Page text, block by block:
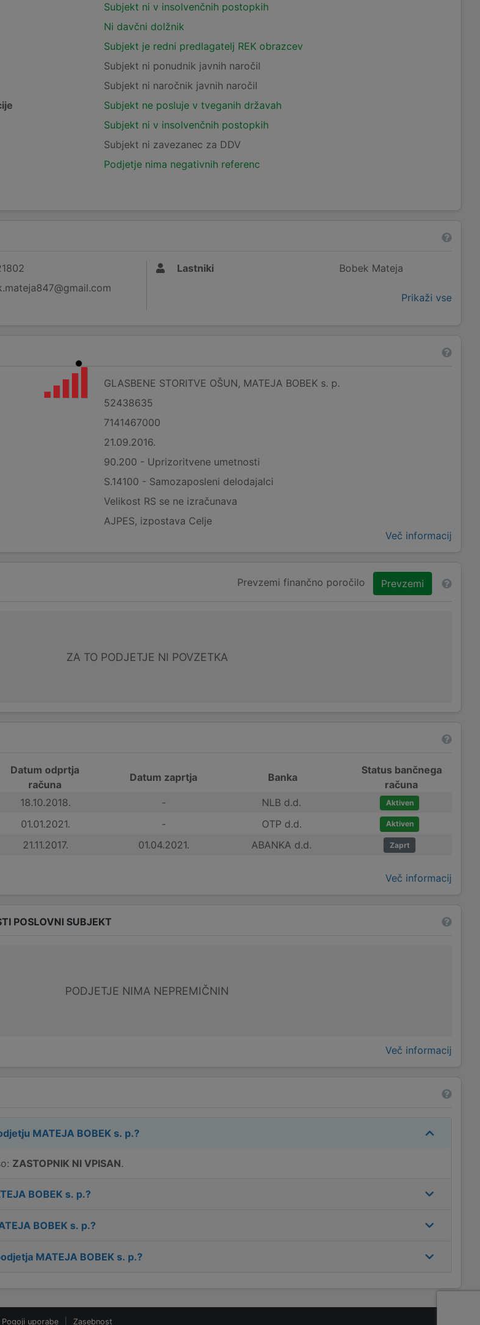
Subjekt ni v insolvenčnih postopkih
Ni davčni dolžnik
Subjekt je redni predlagatelj REK obrazcev
Subjekt ni ponudnik javnih naročil
Subjekt ni naročnik javnih naročil
Subjekt ne posluje v tveganih državah
Subjekt ni v insolvenčnih postopkih
Subjekt ni zavezanec za DDV
Podjetje nima negativnih referenc
Lastniki Bobek Mateja
Prikaži vse
GLASBENE STORITVE OŠUN, MATEJA BOBEK s. p.
52438635
7141467000
21.09.2016.
90.200 - Uprizoritvene umetnosti
S.14100 - Samozaposleni delodajalci
Velikost RS se ne izračunava
AJPES, izpostava Celje
Več informacij
Prevzemi finančno poročilo Prevzemi
ZA TO PODJETJE NI POVZETKA
Datum odprtja
računa
Datum zaprtja Banka
Status bančnega
računa
18.10.2018. - NLB d.d. Aktiven
01.01.2021. - OTP d.d. Aktiven
21.11.2017. 01.04.2021. ABANKA d.d. Zaprt
Več informacij
POSLOVNI SUBJEKT
PODJETJE NIMA NEPREMIČNIN
Več informacij
MATEJA BOBEK s. p.?
ZASTOPNIK NI VPISAN.
BOBEK s. p.?
BOBEK s. p.?
MATEJA BOBEK s. p.?
Pogoji uporabe Zasebnost